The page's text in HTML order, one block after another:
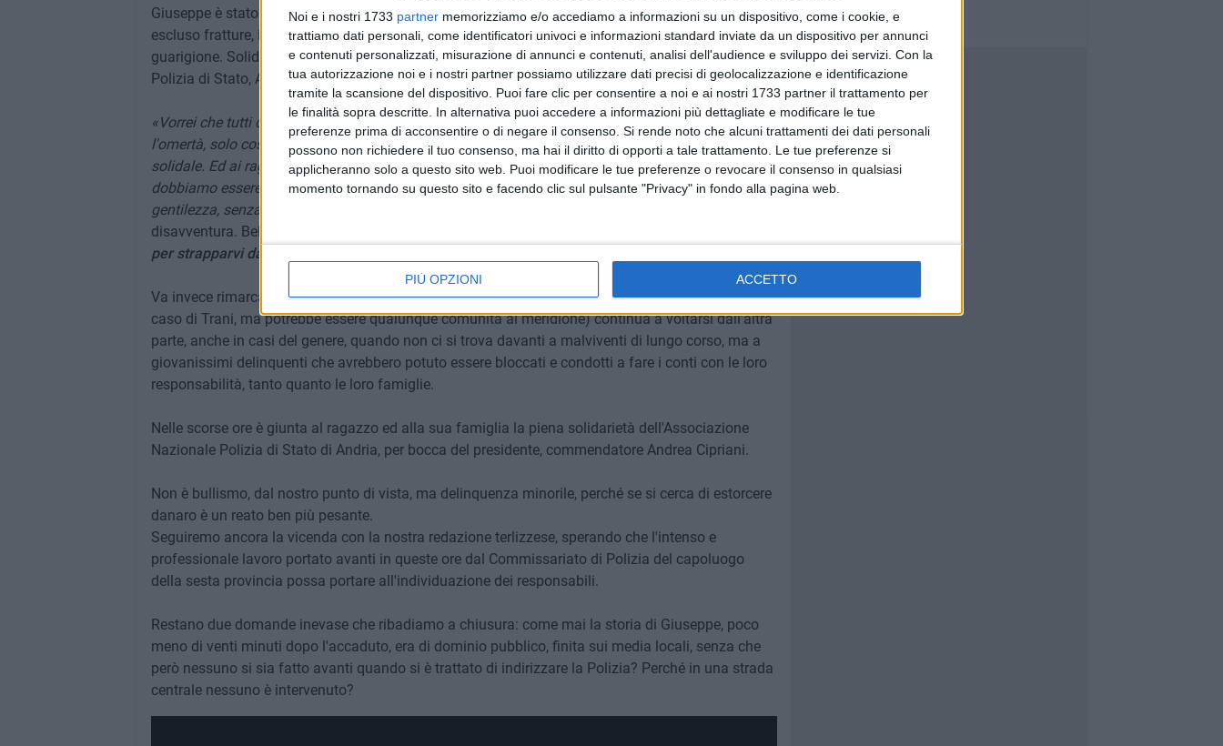
Noi e i nostri 1733 partner memorizziamo e/o accediamo a informazioni su un dispositivo, come i cookie, e
trattiamo dati personali, come identificatori univoci e informazioni standard inviate da un dispositivo per annunci
e contenuti personalizzati, misurazione di annunci e contenuti, analisi dell'audience e sviluppo dei servizi. Con la
tua autorizzazione noi e i nostri partner possiamo utilizzare dati precisi di geolocalizzazione e identificazione
tramite la scansione del dispositivo. Puoi fare clic per consentire a noi e ai nostri 1733 partner il trattamento per
le finalità sopra descritte. In alternativa puoi accedere a informazioni più dettagliate e modificare le tue
preferenze prima di acconsentire o di negare il consenso. Si rende noto che alcuni trattamenti dei dati personali
possono non richiedere il tuo consenso, ma hai il diritto di opporti a tale trattamento. Le tue preferenze si
applicheranno solo a questo sito web. Puoi modificare le tue preferenze o revocare il consenso in qualsiasi
momento tornando su questo sito e facendo clic sul pulsante "Privacy" in fondo alla pagina web.
PIÙ OPZIONI ACCETTO
Giuseppe è stato dichiarato guaribile in 7 giorni, ma dopo la radiografia effettuata ieri, pur avendo
escluso fratture, il personale sanitario ha prospettato un periodo più lungo per la sua definitiva
guarigione. Solidarietà è stata espressa dal presidente della locale sezione dell'Associazione
Polizia di Stato, Andrea Cipriani.
«Vorrei che tutti capissero l'importanza di immischiarsi, che tutti abbandonassero la paura e
l'omertà, solo così potremmo davvero inchiodare i responsabili e costruire una società davvero
solidale. Ed ai ragazzi che, come me, hanno subito aggressioni di questo genere sento di dire che
dobbiamo essere resilienti, resistere a questo modo di vedere il mondo con l'educazione, la
gentilezza, senza farci intimorire»,
disavventura. Bellissimo il suo messaggio sui social rivolto agli aggressori:
per strapparvi da tutto questo odio».
Va invece rimarcata una volta di più l'indifferenza con cui la cosiddetta comunità civile (in questo
caso di Trani, ma potrebbe essere qualunque comunità al meridione) continua a voltarsi dall'altra
parte, anche in casi del genere, quando non ci si trova davanti a malviventi di lungo corso, ma a
giovanissimi delinquenti che avrebbero potuto essere bloccati e condotti a fare i conti con le loro
responsabilità, tanto quanto le loro famiglie.
Nelle scorse ore è giunta al ragazzo ed alla sua famiglia la piena solidarietà dell'Associazione
Nazionale Polizia di Stato di Andria, per bocca del presidente, commendatore Andrea Cipriani.
Non è bullismo, dal nostro punto di vista, ma delinquenza minorile, perché se si cerca di estorcere
danaro è un reato ben più pesante.
Seguiremo ancora la vicenda con la nostra redazione terlizzese, sperando che l'intenso e
professionale lavoro portato avanti in queste ore dal Commissariato di Polizia del capoluogo
della sesta provincia possa portare all'individuazione dei responsabili.
Restano due domande inevase che ribadiamo a chiusura: come mai la storia di Giuseppe, poco
meno di venti minuti dopo l'accaduto, era di dominio pubblico, finita sui media locali, senza che
però nessuno si sia fatto avanti quando si è trattato di indirizzare la Polizia? Perché in una strada
centrale nessuno è intervenuto?